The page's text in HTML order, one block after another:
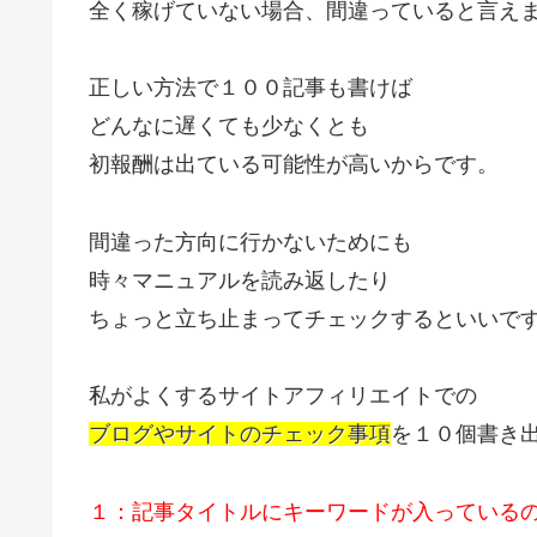
全く稼げていない場合、間違っていると言えま
正しい方法で１００記事も書けば
どんなに遅くても少なくとも
初報酬は出ている可能性が高いからです。
間違った方向に行かないためにも
時々マニュアルを読み返したり
ちょっと立ち止まってチェックするといいです
私がよくするサイトアフィリエイトでの
ブログやサイトのチェック事項を１０個書き
１：記事タイトルにキーワードが入っている